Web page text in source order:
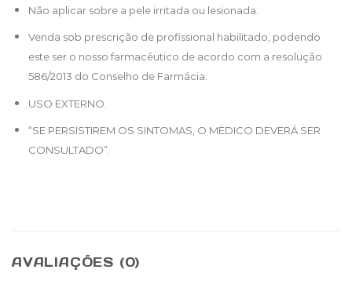
Não aplicar sobre a pele irritada ou lesionada.
Venda sob prescrição de profissional habilitado, podendo
este ser o nosso farmacêutico de acordo com a resolução
586/2013 do Conselho de Farmácia.
USO EXTERNO.
“SE PERSISTIREM OS SINTOMAS, O MÉDICO DEVERÁ SER
CONSULTADO”.
AVALIAÇÕES (0)